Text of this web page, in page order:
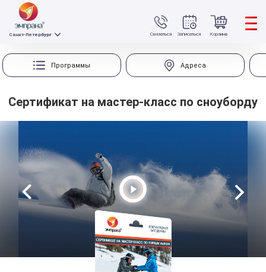
Связаться
Санкт-Петербург Записаться Корзина
Программы Адреса
Сертификат на мастер-класс по сноуборду